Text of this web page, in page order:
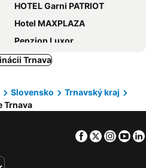
HOTEL Garni PATRIOT
Hotel MAXPLAZA
Penzion Luxor
Saint Michael - Garni Hotel
LONDON Boutique hotel & Restaurant
Smolenický zámok
GOYA Vitality Hotel
Trnava
Slovensko
Trnavský kraj
Trnava
Facebook
Twitter